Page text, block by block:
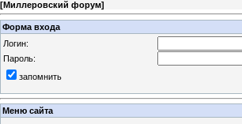
[Миллеровский форум]
Форма входа
Логин:
Пароль:
запомнить
Меню сайта